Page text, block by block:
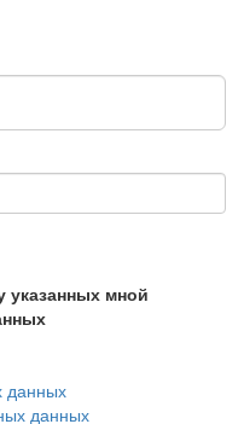
указанных мной
данных
данных